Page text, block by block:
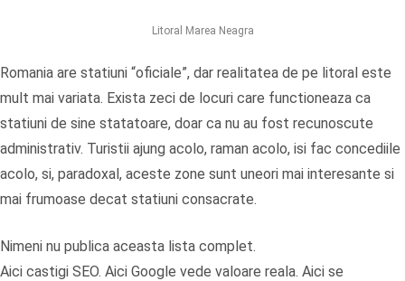
Litoral Marea Neagra
Romania are statiuni “oficiale”, dar realitatea de pe litoral este
mult mai variata. Exista zeci de locuri care functioneaza ca
statiuni de sine statatoare, doar ca nu au fost recunoscute
administrativ. Turistii ajung acolo, raman acolo, isi fac concediile
acolo, si, paradoxal, aceste zone sunt uneori mai interesante si
mai frumoase decat statiuni consacrate.
Nimeni nu publica aceasta lista complet.
Aici castigi SEO. Aici Google vede valoare reala. Aici se